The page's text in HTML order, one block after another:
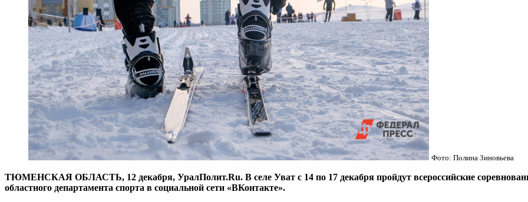
Фото: Полина Зиновьева
ТЮМЕНСКАЯ ОБЛАСТЬ, 12 декабря, УралПолит.Ru. В селе Уват с 14 по 17 декабря пройдут всероссийские
областного департамента спорта в социальной сети «ВКонтакте».